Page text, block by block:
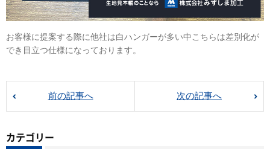
お客様に提案する際に他社は白ハンガーが多い中こちらは差別化が
でき目立つ仕様になっております。
前の記事へ 次の記事へ
カテゴリー